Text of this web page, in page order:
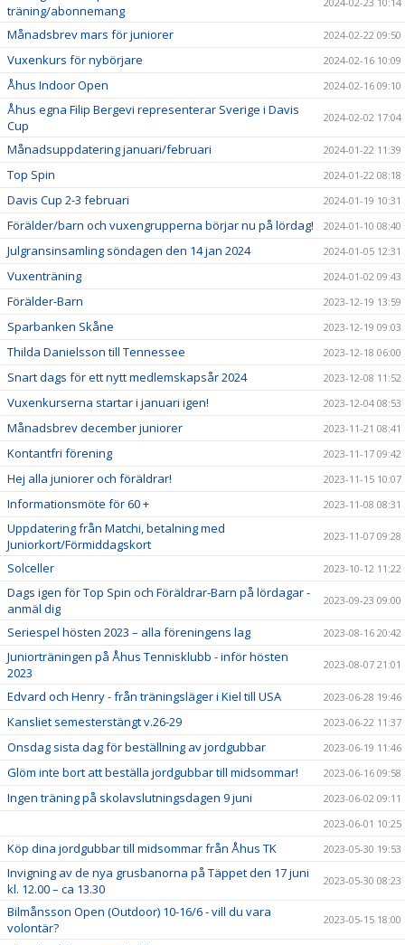
träning/abonnemang
Månadsbrev mars för juniorer 2024-02-22 09:50
Vuxenkurs för nybörjare 2024-02-16 10:09
Åhus Indoor Open 2024-02-16 09:10
Åhus egna Filip Bergevi representerar Sverige i Davis
Cup
2024-02-02 17:04
Månadsuppdatering januari/februari 2024-01-22 11:39
Top Spin 2024-01-22 08:18
Davis Cup 2-3 februari 2024-01-19 10:31
Förälder/barn och vuxengrupperna börjar nu på lördag! 2024-01-10 08:40
Julgransinsamling söndagen den 14 jan 2024 2024-01-05 12:31
Vuxenträning 2024-01-02 09:43
Förälder-Barn 2023-12-19 13:59
Sparbanken Skåne 2023-12-19 09:03
Thilda Danielsson till Tennessee 2023-12-18 06:00
Snart dags för ett nytt medlemskapsår 2024 2023-12-08 11:52
Vuxenkurserna startar i januari igen! 2023-12-04 08:53
Månadsbrev december juniorer 2023-11-21 08:41
Kontantfri förening 2023-11-17 09:42
Hej alla juniorer och föräldrar! 2023-11-15 10:07
Informationsmöte för 60 + 2023-11-08 08:31
Uppdatering från Matchi, betalning med
Juniorkort/Förmiddagskort
2023-11-07 09:28
Solceller 2023-10-12 11:22
Dags igen för Top Spin och Föräldrar-Barn på lördagar -
anmäl dig
2023-09-23 09:00
Seriespel hösten 2023 – alla föreningens lag 2023-08-16 20:42
Juniorträningen på Åhus Tennisklubb - inför hösten
2023
2023-08-07 21:01
Edvard och Henry - från träningsläger i Kiel till USA 2023-06-28 19:46
Kansliet semesterstängt v.26-29 2023-06-22 11:37
Onsdag sista dag för beställning av jordgubbar 2023-06-19 11:46
Glöm inte bort att beställa jordgubbar till midsommar! 2023-06-16 09:58
Ingen träning på skolavslutningsdagen 9 juni
2023-06-02 09:11
2023-06-01 10:25
Köp dina jordgubbar till midsommar från Åhus TK 2023-05-30 19:53
Invigning av de nya grusbanorna på Täppet den 17 juni
kl. 12.00 – ca 13.30
2023-05-30 08:23
Bilmånsson Open (Outdoor) 10-16/6 - vill du vara
volontär?
2023-05-15 18:00